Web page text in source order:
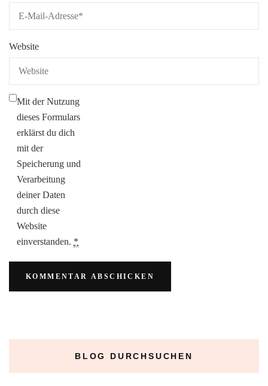
Website
Mit der Nutzung
dieses Formulars
erklärst du dich
mit der
Speicherung und
Verarbeitung
deiner Daten
durch diese
Website
einverstanden. *
BLOG DURCHSUCHEN